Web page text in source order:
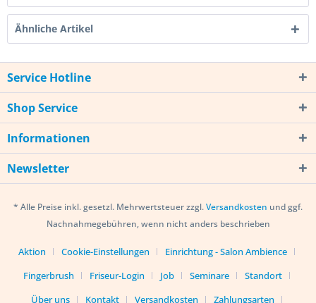
Ähnliche Artikel
Service Hotline
Shop Service
Informationen
Newsletter
* Alle Preise inkl. gesetzl. Mehrwertsteuer zzgl.Versandkosten und ggf.
Nachnahmegebühren, wenn nicht anders beschrieben
Aktion Cookie-Einstellungen
Einrichtung - Salon Ambience
Fingerbrush
Friseur-Login Job Seminare
Standort
Über uns
Kontakt Versandkosten Zahlungsarten